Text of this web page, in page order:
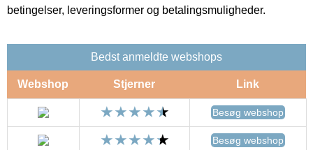
betingelser, leveringsformer og betalingsmuligheder.
Bedst anmeldte webshops
Webshop Stjerner Link
Besøg webshop
Besøg webshop